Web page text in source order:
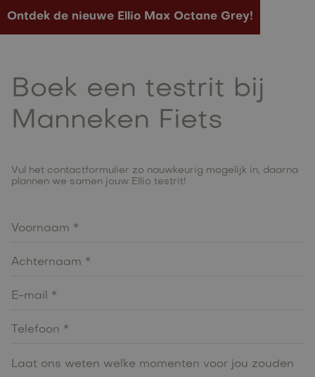
Ontdek de nieuwe Ellio Max Octane Grey!
Boek een testrit bij
Manneken Fiets
Vul het contactformulier zo nauwkeurig mogelijk in, daarna
plannen we samen jouw Ellio testrit!